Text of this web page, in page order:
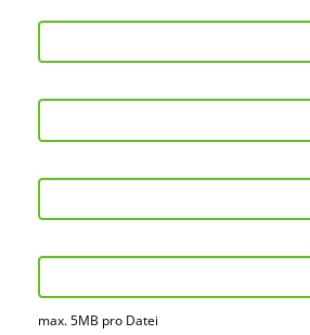
max. 5MB pro Datei